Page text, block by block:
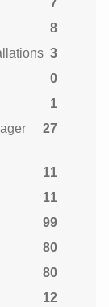
7
8
3
0
1
27
11
11
99
80
80
12